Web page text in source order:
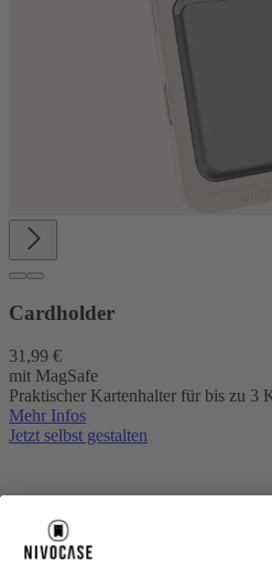
Cardholder
31,99 €
mit MagSafe
Praktischer Kartenhalter für bis zu 3
Mehr Infos
Jetzt selbst gestalten
About NIVOCASE
Geschäftskunden